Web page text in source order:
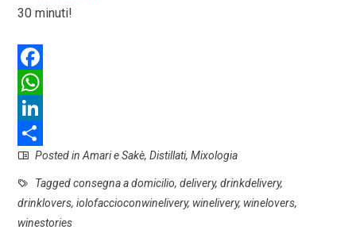
30 minuti!
F
a
c
e
b
o
W
h
a
t
s
L
i
n
k
S
h
a
Posted inAmari e Sakè,Distillati,Mixologia
Taggedconsegna a domicilio,delivery,drinkdelivery,
drinklovers,iolofaccioconwinelivery, winelivery, winelovers,
winestories